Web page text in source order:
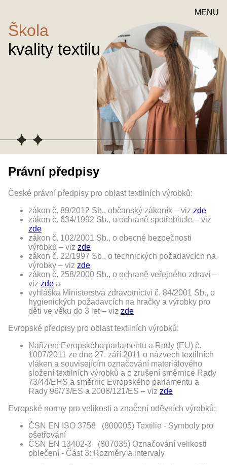
MENU
Škola
kvality textilu
Právní předpisy
České právní předpisy pro oblast textilních výrobků:
zákon č. 89/2012 Sb., občanský zákoník – viz zde
zákon č. 634/1992 Sb., o ochraně spotřebitele – viz
zde
zákon č. 102/2001 Sb., o obecné bezpečnosti
výrobků – viz zde
zákon č. 22/1997 Sb., o technických požadavcích na
výrobky – viz zde
zákon č. 258/2000 Sb., o ochraně veřejného zdraví –
viz zde a
vyhláška Ministerstva zdravotnictví č. 84/2001 Sb., o
hygienických požadavcích na hračky a výrobky pro
děti ve věku do 3 let – viz zde
Evropské předpisy pro oblast textilních výrobků:
Nařízení Evropského parlamentu a Rady (EU) č.
1007/2011 ze dne 27. září 2011 o názvech textilních
vláken a souvisejícím označování materiálového
složení textilních výrobků a o zrušení směrnice Rady
73/44/EHS a směrnic Evropského parlamentu a
Rady 96/73/ES a 2008/121/ES – viz zde
Evropské normy pro velikosti a značení oděvních výrobků:
ČSN EN ISO 3758 (800005) Textilie - Symboly pro
ošetřování
ČSN EN 13402-3 (807035) Označování velikosti
oblečení - Část 3: Rozměry a intervaly